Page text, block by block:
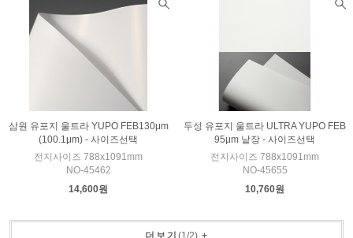
삼원 유포지 울트라 YUPO FEB130μm
(100.1μm) - 사이즈선택
전지사이즈 788x1091mm
NO-45462
14,600원
두성 유포지 울트라 ULTRA YUPO FEB
95μm 낱장 - 사이즈선택
전지사이즈 788x1091mm
NO-45655
10,760원
더보기 (1 /2)+